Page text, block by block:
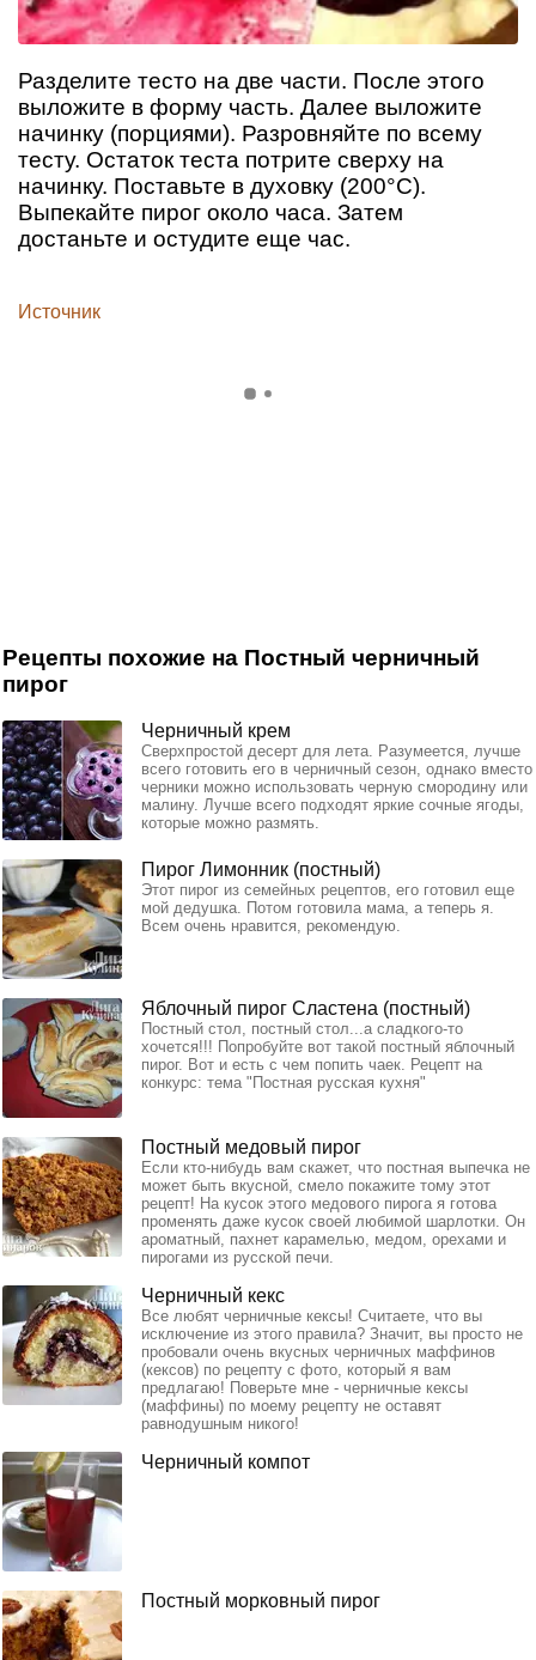
Разделите тесто на две части. После этого
выложите в форму часть. Далее выложите
начинку (порциями). Разровняйте по всему
тесту. Остаток теста потрите сверху на
начинку. Поставьте в духовку (200°С).
Выпекайте пирог около часа. Затем
достаньте и остудите еще час.
Источник
Рецепты похожие на Постный черничный
пирог
Черничный крем
Сверхпростой десерт для лета. Разумеется, лучше
всего готовить его в черничный сезон, однако вместо
черники можно использовать черную смородину или
малину. Лучше всего подходят яркие сочные ягоды,
которые можно размять.
Пирог Лимонник (постный)
Этот пирог из семейных рецептов, его готовил еще
мой дедушка. Потом готовила мама, а теперь я.
Всем очень нравится, рекомендую.
Яблочный пирог Сластена (постный)
Постный стол, постный стол...а сладкого-то
хочется!!! Попробуйте вот такой постный яблочный
пирог. Вот и есть с чем попить чаек. Рецепт на
конкурс: тема "Постная русская кухня"
Постный медовый пирог
Если кто-нибудь вам скажет, что постная выпечка не
может быть вкусной, смело покажите тому этот
рецепт! На кусок этого медового пирога я готова
променять даже кусок своей любимой шарлотки. Он
ароматный, пахнет карамелью, медом, орехами и
пирогами из русской печи.
Черничный кекс
Все любят черничные кексы! Считаете, что вы
исключение из этого правила? Значит, вы просто не
пробовали очень вкусных черничных маффинов
(кексов) по рецепту с фото, который я вам
предлагаю! Поверьте мне - черничные кексы
(маффины) по моему рецепту не оставят
равнодушным никого!
Черничный компот
Постный морковный пирог